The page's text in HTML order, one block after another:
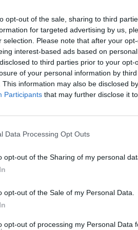
opt-out of the sale, sharing to third
for targeted advertising by us,
selection. Please note that after your
interest-based ads based on
to third parties prior to your
of your personal information by
This information may also be disclosed
Participants that may further disclose it
Data Processing Opt Outs
opt-out of the Sharing of my personal
opt-out of the Sale of my Personal Data.
opt-out of processing my Personal Data
εχθρός σου,
στιγμής μπορεί να
Το σύμπαν σε
τις
σου φύση μοιάζει με
η απόλυτη σιωπή και
το δίκιο σου με
γέφυρες που θα